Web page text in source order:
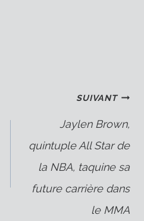
SUIVANT
Jaylen Brown,
quintuple All Star de
la NBA, taquine sa
future carrière dans
le MMA